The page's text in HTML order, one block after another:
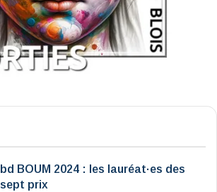
bd BOUM 2024 : les lauréat·es des
sept prix